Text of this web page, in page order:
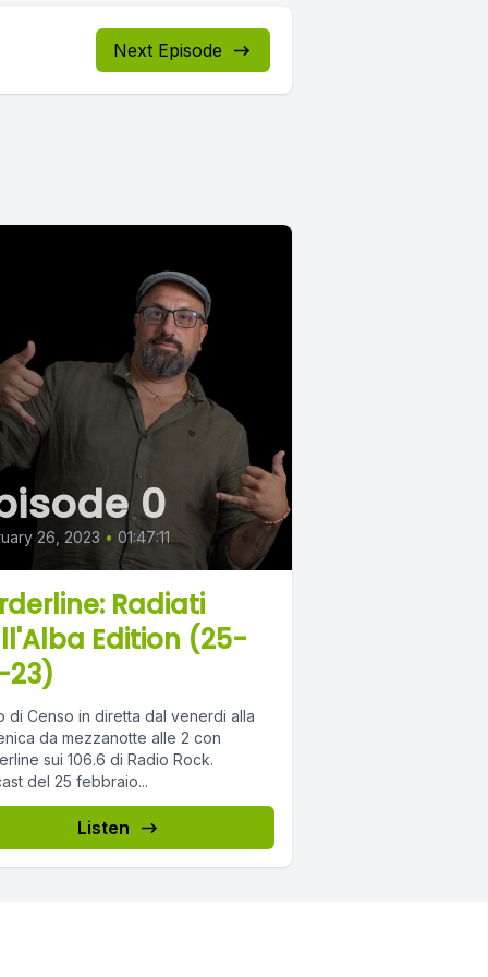
Next Episode
0
26, 2023 • 01:47:11
Radiati
Edition (25-
23)
di Censo in diretta dal venerdi alla
da mezzanotte alle 2 con
sui 106.6 di Radio Rock.
del 25 febbraio...
Listen